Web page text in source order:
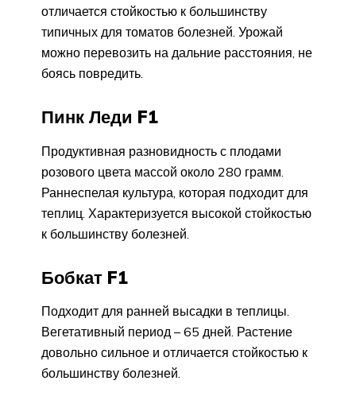
отличается стойкостью к большинству
типичных для томатов болезней. Урожай
можно перевозить на дальние расстояния, не
боясь повредить.
Пинк Леди F1
Продуктивная разновидность с плодами
розового цвета массой около 280 грамм.
Раннеспелая культура, которая подходит для
теплиц. Характеризуется высокой стойкостью
к большинству болезней.
Бобкат F1
Подходит для ранней высадки в теплицы.
Вегетативный период – 65 дней. Растение
довольно сильное и отличается стойкостью к
большинству болезней.